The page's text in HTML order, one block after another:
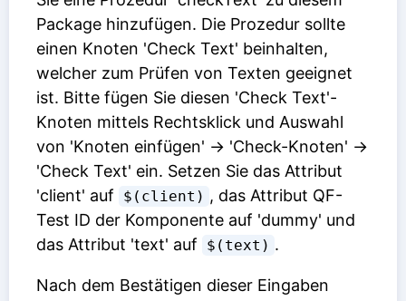
Package hinzufügen. Die Prozedur sollte
einen Knoten 'Check Text' beinhalten,
welcher zum Prüfen von Texten geeignet
ist. Bitte fügen Sie diesen 'Check Text'-
Knoten mittels Rechtsklick und Auswahl
von 'Knoten einfügen' -> 'Check-Knoten' ->
'Check Text' ein. Setzen Sie das Attribut
'client' auf
$(client) , das Attribut QF-
Test ID der Komponente auf 'dummy' und
das Attribut 'text' auf
$(text) .
Nach dem Bestätigen dieser Eingaben